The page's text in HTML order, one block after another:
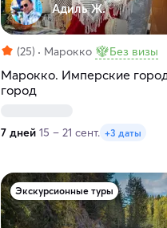
Адиль Ж.
(25) Марокко Без визы
Марокко. Имперские
город
7 дней 15 – 21 сент. +3 даты
Экскурсионные туры